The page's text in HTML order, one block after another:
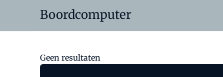
Boordcomputer
Geen resultaten